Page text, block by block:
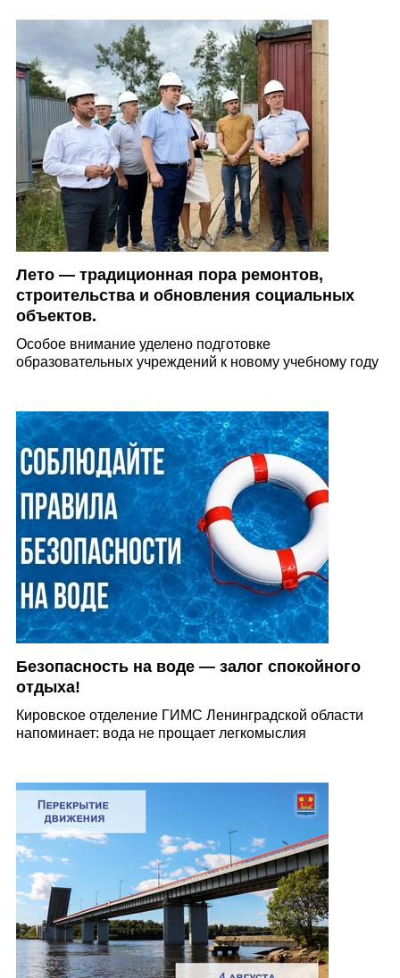
Лето — традиционная пора ремонтов,
строительства и обновления социальных
объектов.⁣⁣
Особое внимание уделено подготовке
образовательных учреждений к новому учебному году
Безопасность на воде — залог спокойного
отдыха!
Кировское отделение ГИМС Ленинградской области
напоминает: вода не прощает легкомыслия